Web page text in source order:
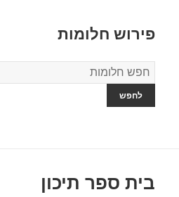
פירוש חלומות
מילון
החלומות
בית ספר תיכון